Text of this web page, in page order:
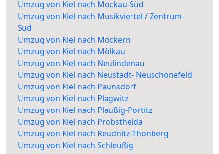
Umzug von Kiel nach Mockau-Süd
Umzug von Kiel nach Musikviertel / Zentrum-
Süd
Umzug von Kiel nach Möckern
Umzug von Kiel nach Mölkau
Umzug von Kiel nach Neulindenau
Umzug von Kiel nach Neustadt- Neuschönefeld
Umzug von Kiel nach Paunsdorf
Umzug von Kiel nach Plagwitz
Umzug von Kiel nach Plaußig-Portitz
Umzug von Kiel nach Probstheida
Umzug von Kiel nach Reudnitz-Thonberg
Umzug von Kiel nach Schleußig